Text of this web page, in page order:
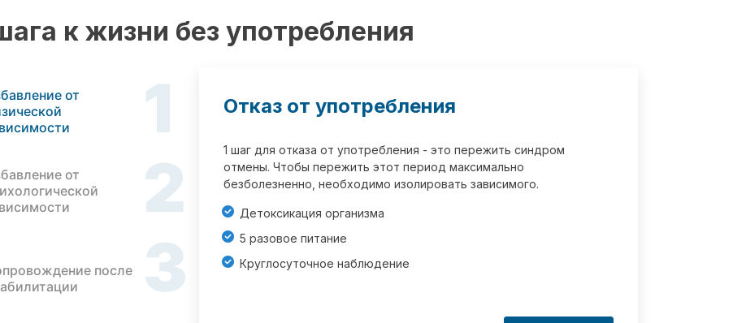
к жизни без употребления
от
1
от
2
после
3
Отказ от употребления
1 шаг для отказа от употребления - это пережить синдром
отмены. Чтобы пережить этот период максимально
безболезненно, необходимо изолировать зависимого.
Детоксикация организма
5 разовое питание
Круглосуточное наблюдение